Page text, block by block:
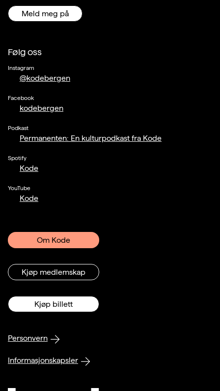
Meld meg på
Følg oss
Instagram
@kodebergen
Facebook
kodebergen
Podkast
Permanenten: En kulturpodkast fra Kode
Spotify
Kode
YouTube
Kode
Om Kode
Kjøp medlemskap
Kjøp billett
Personvern
Informasjonskapsler